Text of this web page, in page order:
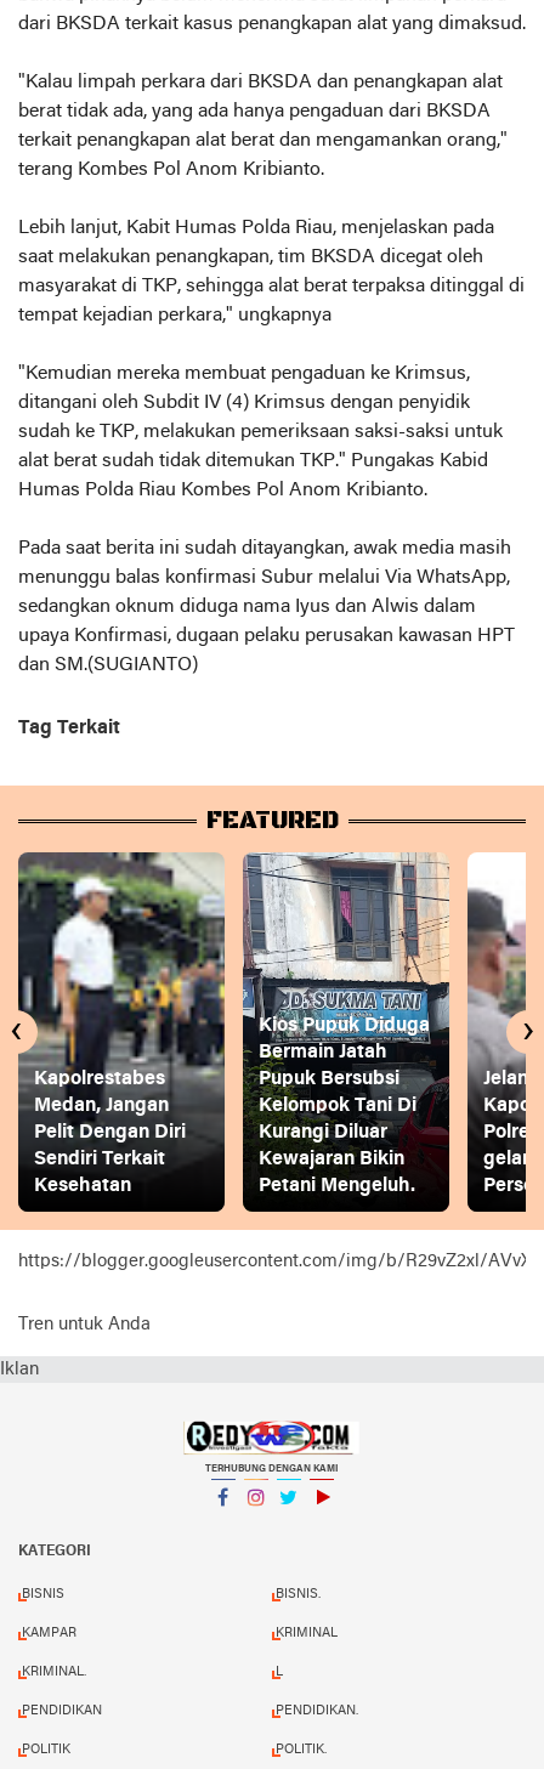
dari BKSDA terkait kasus penangkapan alat yang dimaksud.
"Kalau limpah perkara dari BKSDA dan penangkapan alat
berat tidak ada, yang ada hanya pengaduan dari BKSDA
terkait penangkapan alat berat dan mengamankan orang,"
terang Kombes Pol Anom Kribianto.
Lebih lanjut, Kabit Humas Polda Riau, menjelaskan pada
saat melakukan penangkapan, tim BKSDA dicegat oleh
masyarakat di TKP, sehingga alat berat terpaksa ditinggal di
tempat kejadian perkara," ungkapnya
"Kemudian mereka membuat pengaduan ke Krimsus,
ditangani oleh Subdit IV (4) Krimsus dengan penyidik
sudah ke TKP, melakukan pemeriksaan saksi-saksi untuk
alat berat sudah tidak ditemukan TKP." Pungakas Kabid
Humas Polda Riau Kombes Pol Anom Kribianto.
Pada saat berita ini sudah ditayangkan, awak media masih
menunggu balas konfirmasi Subur melalui Via WhatsApp,
sedangkan oknum diduga nama Iyus dan Alwis dalam
upaya Konfirmasi, dugaan pelaku perusakan kawasan HPT
dan SM.(SUGIANTO)
Tag Terkait
FEATURED
Kapolrestabes
Medan, Jangan
Pelit Dengan Diri
Sendiri Terkait
Kesehatan
Kios Pupuk Diduga
Bermain Jatah
Pupuk Bersubsi
Kelompok Tani Di
Kurangi Diluar
Kewajaran Bikin
Petani Mengeluh.
gelar
‹ ›
https://blogger.googleusercontent.com/img/b/R29vZ2xl/
Tren untuk Anda
Iklan
TERHUBUNG DENGAN KAMI
KATEGORI
BISNIS BISNIS.
KAMPAR KRIMINAL
KRIMINAL. L
PENDIDIKAN PENDIDIKAN.
POLITIK POLITIK.